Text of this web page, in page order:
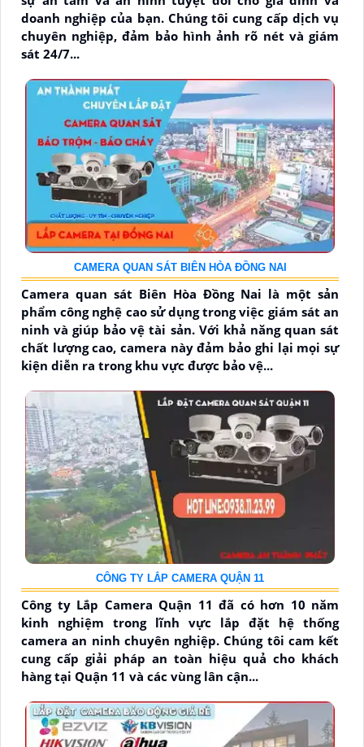
doanh nghiệp của bạn. Chúng tôi cung cấp dịch vụ
chuyên nghiệp, đảm bảo hình ảnh rõ nét và giám
sát 24/7...
CAMERA QUAN SÁT BIÊN HÒA ĐỒNG NAI
Camera quan sát Biên Hòa Đồng Nai là một sản
phẩm công nghệ cao sử dụng trong việc giám sát an
ninh và giúp bảo vệ tài sản. Với khả năng quan sát
chất lượng cao, camera này đảm bảo ghi lại mọi sự
kiện diễn ra trong khu vực được bảo vệ...
CÔNG TY LẮP CAMERA QUẬN 11
Công ty Lắp Camera Quận 11 đã có hơn 10 năm
kinh nghiệm trong lĩnh vực lắp đặt hệ thống
camera an ninh chuyên nghiệp. Chúng tôi cam kết
cung cấp giải pháp an toàn hiệu quả cho khách
hàng tại Quận 11 và các vùng lân cận...